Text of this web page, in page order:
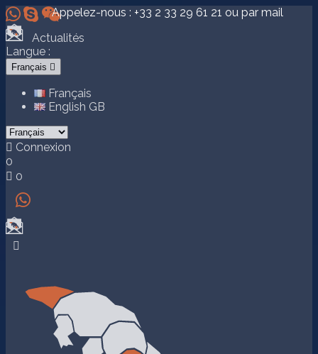
 Appelez-nous : +33 2 33 29 61 21 ou par mail
Actualités
Langue :
Français 
Français
English GB
 Connexion
0
 0

